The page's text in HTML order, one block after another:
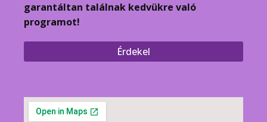
garantáltan találnak kedvükre való
programot!
Érdekel